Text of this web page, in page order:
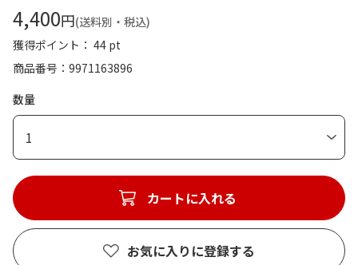
4,400円(送料別・税込)
獲得ポイント： 44 pt
商品番号
9971163896
数量
1
カートに入れる
お気に入りに登録する